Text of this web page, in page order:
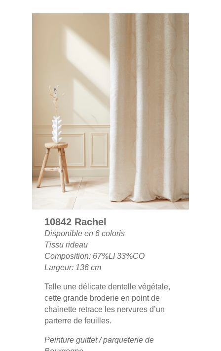
10842 Rachel
Disponible en 6 coloris
Tissu rideau
Composition: 67%LI 33%CO
Largeur: 136 cm
Telle une délicate dentelle végétale,
cette grande broderie en point de
chainette retrace les nervures d’un
parterre de feuilles.
Peinture guittet / parqueterie de